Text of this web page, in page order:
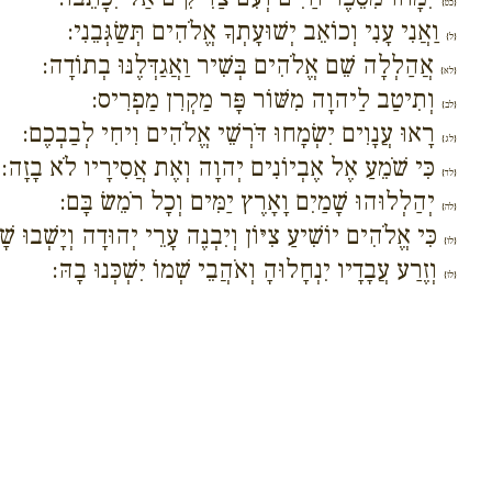
{ל} וַאֲנִי עָנִי וְכוֹאֵב יְשׁוּעָתְךָ אֱלֹהִים תְּשַׂגְּבֵנִי:
{לא} אֲהַלְלָה שֵׁם אֱלֹהִים בְּשִׁיר וַאֲגַדְּלֶנּוּ בְתוֹדָה:
{לב} וְתִיטַב לַיהוָה מִשּׁוֹר פָּר מַקְרִן מַפְרִיס:
{לג} רָאוּ עֲנָוִים יִשְׂמָחוּ דֹּרְשֵׁי אֱלֹהִים וִיחִי לְבַבְכֶם:
{לד} כִּי שֹׁמֵעַ אֶל אֶבְיוֹנִים יְהוָה וְאֶת אֲסִירָיו לֹא בָזָה:
{לה} יְהַלְלוּהוּ שָׁמַיִם וָאָרֶץ יַמִּים וְכָל רֹמֵשׂ בָּם:
{לו} כִּי אֱלֹהִים יוֹשִׁיעַ צִיּוֹן וְיִבְנֶה עָרֵי יְהוּדָה וְיָשְׁבוּ
{לז} וְזֶרַע עֲבָדָיו יִנְחָלוּהָ וְאֹהֲבֵי שְׁמוֹ יִשְׁכְּנוּ בָהּ: